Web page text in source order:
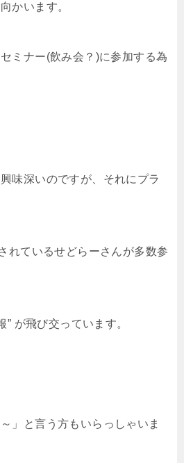
かいます。
ミナー(飲み会？)に参加する為
味深いのですが、それにプラ
れているせどらーさんが多数参
” が飛び交っています。
」と言う方もいらっしゃいま